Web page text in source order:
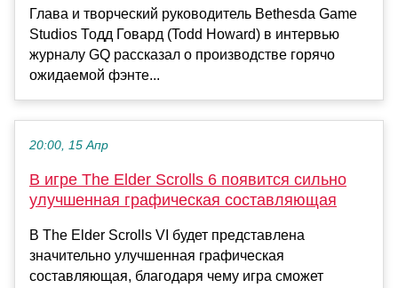
Глава и творческий руководитель Bethesda Game
Studios Тодд Говард (Todd Howard) в интервью
журналу GQ рассказал о производстве горячо
ожидаемой фэнте...
20:00, 15 Апр
В игре The Elder Scrolls 6 появится сильно
улучшенная графическая составляющая
В The Elder Scrolls VI будет представлена
значительно улучшенная графическая
составляющая, благодаря чему игра сможет